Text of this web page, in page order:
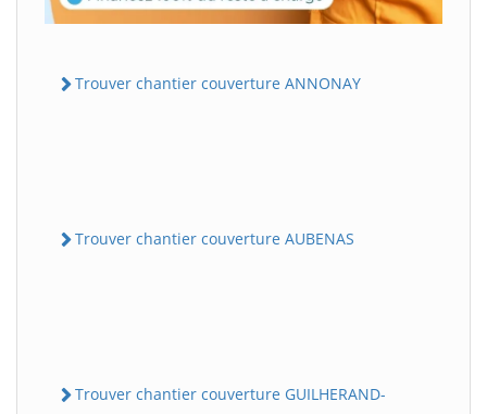
Trouver chantier couverture ANNONAY
Trouver chantier couverture AUBENAS
Trouver chantier couverture GUILHERAND-